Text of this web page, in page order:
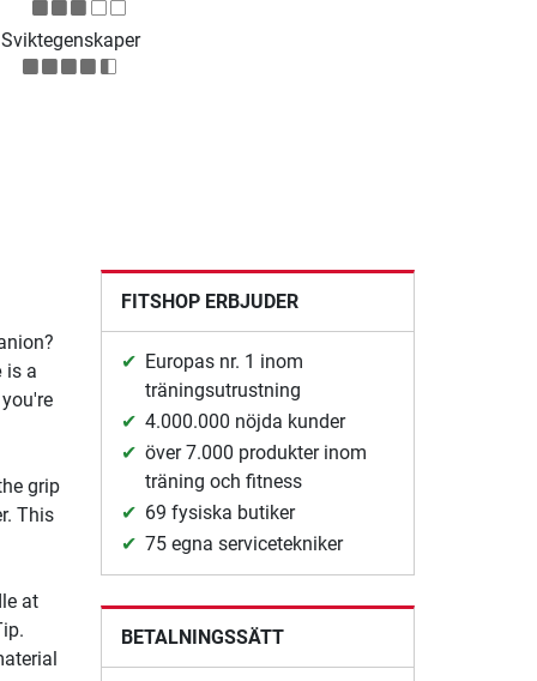
Sviktegenskaper
is a
grip
This
at
FITSHOP ERBJUDER
Europas nr. 1 inom
träningsutrustning
4.000.000 nöjda kunder
över 7.000 produkter inom
träning och fitness
69 fysiska butiker
75 egna servicetekniker
BETALNINGSSÄTT